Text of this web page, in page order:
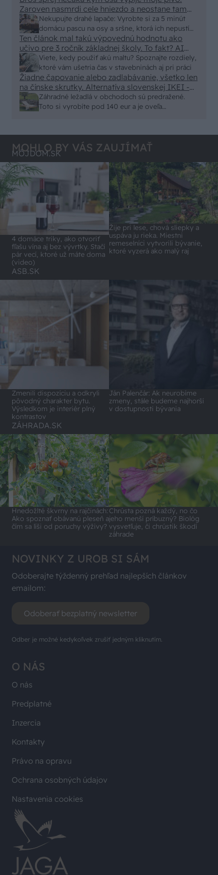
Nekupujte drahé lapače: Vyrobte si za 5 minút
domácu pascu na osy a sršne, ktorá ich nepustí
von
Zaroven nasmrdi cele hniezdo a neostane tam
nic zive. Vasa pasca naucinke moc efektivne.
Skor pritiahne slimaky
Viete, kedy použiť akú maltu? Spoznajte rozdiely,
ktoré vám ušetria čas v stavebninách aj pri práci
Ten článok mal takú výpovednú hodnotu ako
učivo pre 3 ročník základnej školy. To fakt? AI
alebo nejaka kniha z VŠ? Dnešné rychlotvrdnuce
malty - pevnosť 40 Mpa a doba schnutia tak 15
minut , k tomu vodotesné s kryštálikou. A rozdiel
- schnutie a zretie. Nič?
Záhradné ležadlá v obchodoch sú predražené.
Toto si vyrobíte pod 140 eur a je oveľa
Žiadne čapovanie alebo zadlabávanie, všetko len
na čínske skrutky. Alternatíva slovenskej IKEI -
čo sa týka pevnosti. Autor si nedal veľa námahy s
remeselným spracovaním, škoda. No lepšie než
MOHLO BY VÁS ZAUJÍMAŤ
MÔJDOM.SK
4 domáce triky, ako otvoriť
fľašu vína aj bez vývrtky. Stačí
pár vecí, ktoré už máte doma
(video)
Žije pri lese, chová sliepky a
uspáva ju rieka. Miestni
remeselníci vytvorili bývanie,
ktoré vyzerá ako malý raj
ASB.SK
Zmenili dispozíciu a odkryli
pôvodný charakter bytu.
Výsledkom je interiér plný
kontrastov
Ján Palenčár: Ak neurobíme
zmeny, stále budeme najhorší
v dostupnosti bývania
ZÁHRADA.SK
Hnedožlté škvrny na rajčinách:
Ako spoznať obávanú pleseň a
čím sa líši od poruchy výživy?
Chrústa pozná každý, no čo
jeho menší príbuzný? Biológ
vysvetľuje, či chrústik škodí
záhrade
O NÁS
O nás
Predplatné
Inzercia
Kontakty
Právo na opravu
Ochrana osobných údajov
Nastavenia cookies
NOVINKY Z UROB SI SÁM
Odoberajte týždenný prehľad najlepších článkov
emailom:
Odoberať bezplatný newsletter
Odber je možné kedykoľvek zrušiť jedným kliknutím.